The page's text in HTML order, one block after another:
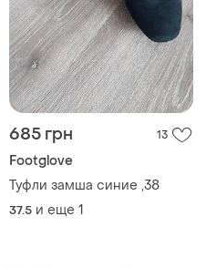
685 грн 13
Footglove
Туфли замша синие ,38
37.5 и еще 1